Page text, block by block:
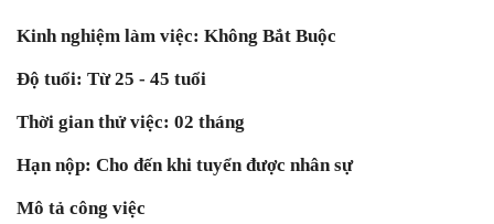
Kinh nghiệm làm việc: Không Bắt Buộc
Độ tuổi: Từ 25 - 45 tuổi
Thời gian thử việc: 02 tháng
Hạn nộp: Cho đến khi tuyển được nhân sự
Mô tả công việc